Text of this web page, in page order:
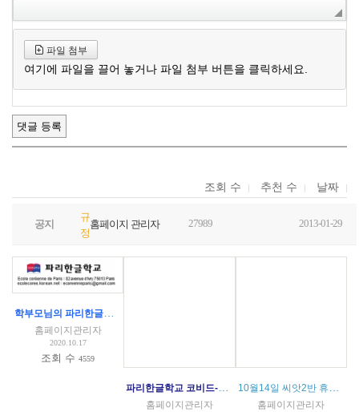
파일 첨부
여기에 파일을 끌어 놓거나 파일 첨부 버튼을 클릭하세요.
조회 수 추천 수 날짜
공지
규
정
홈페이지 관리자 27989 2013-01-29
홈페이지관리자
2020.10.17
조회 수4559
홈페이지관리자 홈페이지관리자